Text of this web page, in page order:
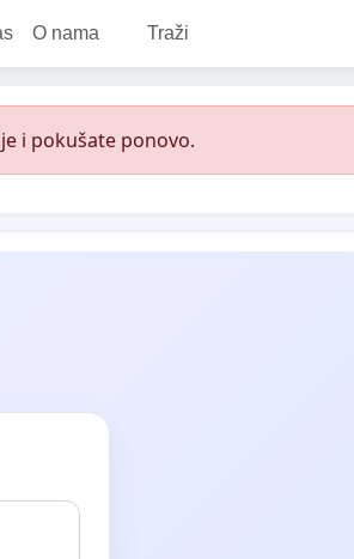
O nama Traži
i pokušate ponovo.